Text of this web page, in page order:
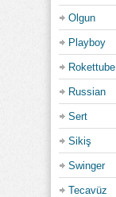
Olgun
Playboy
Rokettube
Russian
Sert
Sikiş
Swinger
Tecavüz